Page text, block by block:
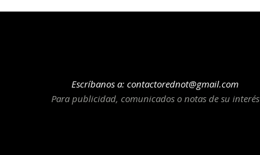
Escríbanos a: contactorednot@gmail.com
Para publicidad, comunicados o notas de su interés